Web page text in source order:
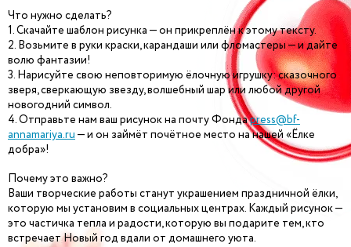
Что нужно сделать?
1. Скачайте шаблон рисунка — он прикреплён к этому тексту.
2. Возьмите в руки краски, карандаши или фломастеры — и дайте
волю фантазии!
3. Нарисуйте свою неповторимую ёлочную игрушку: сказочного
зверя, сверкающую звезду, волшебный шар или любой другой
новогодний символ.
4. Отправьте нам ваш рисунок на почту Фондаpress@bf-
annamariya.ru — и он займёт почётное место на нашей «Ёлке
добра»!
Почему это важно?
Ваши творческие работы станут украшением праздничной ёлки,
которую мы установим в социальных центрах. Каждый рисунок —
это частичка тепла и радости, которую вы подарите тем, кто
встречает Новый год вдали от домашнего уюта.